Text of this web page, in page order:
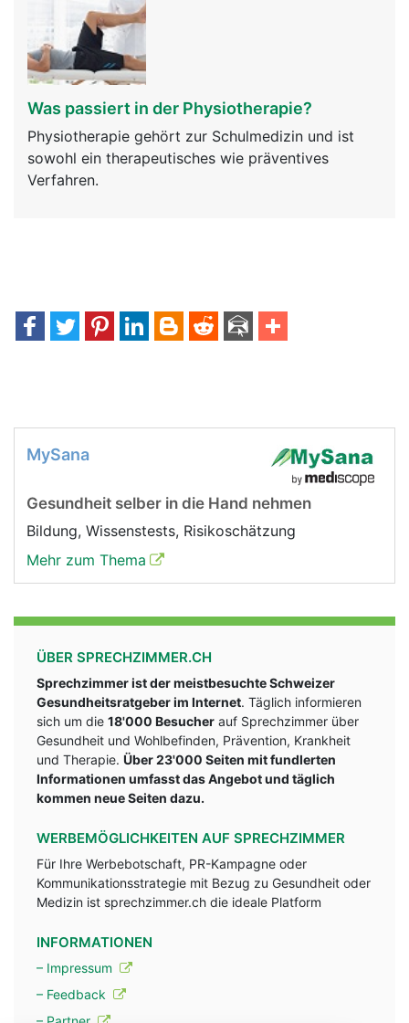
Was passiert in der Physiotherapie?
Physiotherapie gehört zur Schulmedizin und ist
sowohl ein therapeutisches wie präventives
Verfahren.
MySana
Gesundheit selber in die Hand nehmen
Bildung, Wissenstests, Risikoschätzung
Mehr zum Thema
ÜBER SPRECHZIMMER.CH
Sprechzimmer ist der meistbesuchte Schweizer
Gesundheitsratgeber im Internet. Täglich informieren
sich um die 18'000 Besucher auf Sprechzimmer über
Gesundheit und Wohlbefinden, Prävention, Krankheit
und Therapie. Über 23'000 Seiten mit fundlerten
Informationen umfasst das Angebot und täglich
kommen neue Seiten dazu.
WERBEMÖGLICHKEITEN AUF SPRECHZIMMER
Für Ihre Werbebotschaft, PR-Kampagne oder
Kommunikationsstrategie mit Bezug zu Gesundheit oder
Medizin ist sprechzimmer.ch die ideale Platform
INFORMATIONEN
– Impressum
– Feedback